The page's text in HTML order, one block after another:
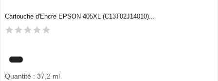
Cartouche d'Encre EPSON 405XL (C13T02J14010)...
Quantité : 37,2 ml